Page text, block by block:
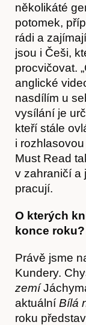
několikáté
potomek,
rádi a
jsou i Češi,
procvičovat.
anglické
nasdílím u
vysílání je
kteří stále
i
Must Read
v zahraničí a
pracují.
O kterých
konce roku?
Právě jsme
Kundery.
zemí
aktuální Bílá
roku